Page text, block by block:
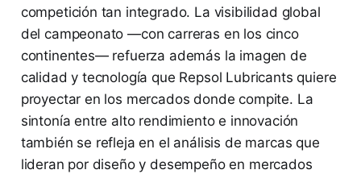
competición tan integrado. La visibilidad global
del campeonato —con carreras en los cinco
continentes— refuerza además la imagen de
calidad y tecnología que Repsol Lubricants quiere
proyectar en los mercados donde compite. La
sintonía entre alto rendimiento e innovación
también se refleja en el análisis de marcas que
lideran por diseño y desempeño en mercados